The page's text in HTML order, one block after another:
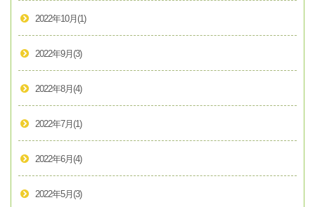
2022年10月 (1)
2022年9月 (3)
2022年8月 (4)
2022年7月 (1)
2022年6月 (4)
2022年5月 (3)